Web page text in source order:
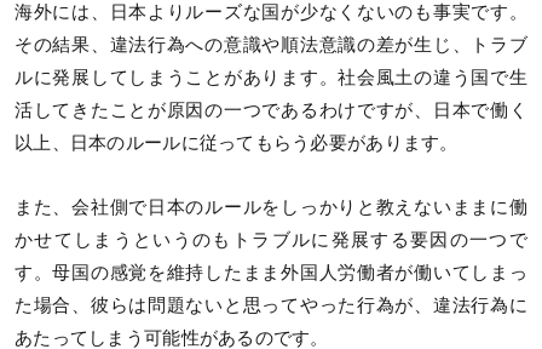
海外には、日本よりルーズな国が少なくないのも事実です。
その結果、違法行為への意識や順法意識の差が生じ、トラブ
ルに発展してしまうことがあります。社会風土の違う国で生
活してきたことが原因の一つであるわけですが、日本で働く
以上、日本のルールに従ってもらう必要があります。
また、会社側で日本のルールをしっかりと教えないままに働
かせてしまうというのもトラブルに発展する要因の一つで
す。母国の感覚を維持したまま外国人労働者が働いてしまっ
た場合、彼らは問題ないと思ってやった行為が、違法行為に
あたってしまう可能性があるのです。